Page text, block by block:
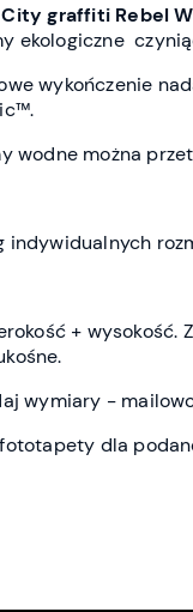
graffiti Rebel
ekologiczne
wykończenie
wodne można
indywidualnych
+
wymiary -
dla